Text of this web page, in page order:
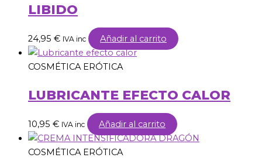
LIBIDO
24,95 € IVA inc Añadir al carrito
COSMÉTICA ERÓTICA
LUBRICANTE EFECTO CALOR
10,95 € IVA inc Añadir al carrito
COSMÉTICA ERÓTICA